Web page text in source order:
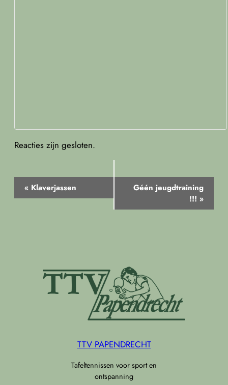
Reacties zijn gesloten.
Evenement
Navigatie
« Klaverjassen
Géén jeugdtraining
!!! »
TTV PAPENDRECHT
Tafeltennissen voor sport en
ontspanning